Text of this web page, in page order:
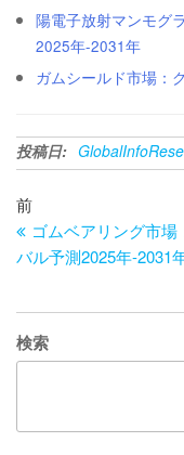
陽電子放射マンモグ
2025年-2031年
ガムシールド市場：
投稿日:
投
稿
ナ
ビ
ゲ
シ
過
去
の
稿
前
ゴムベアリング市場
バル予測2025年-2031
検索